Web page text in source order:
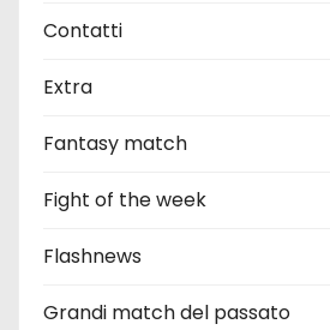
Contatti
Extra
Fantasy match
Fight of the week
Flashnews
Grandi match del passato